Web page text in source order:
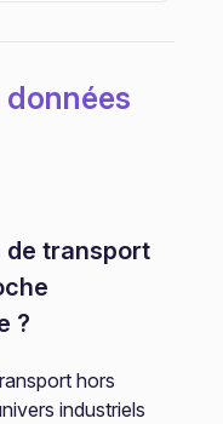
données
de transport
?
hors
industriels